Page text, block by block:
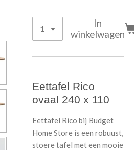
In
winkelwagen
Eettafel Rico
ovaal 240 x 110
Eettafel Rico bij Budget
Home Store is een robuust,
stoere tafel met een mooie